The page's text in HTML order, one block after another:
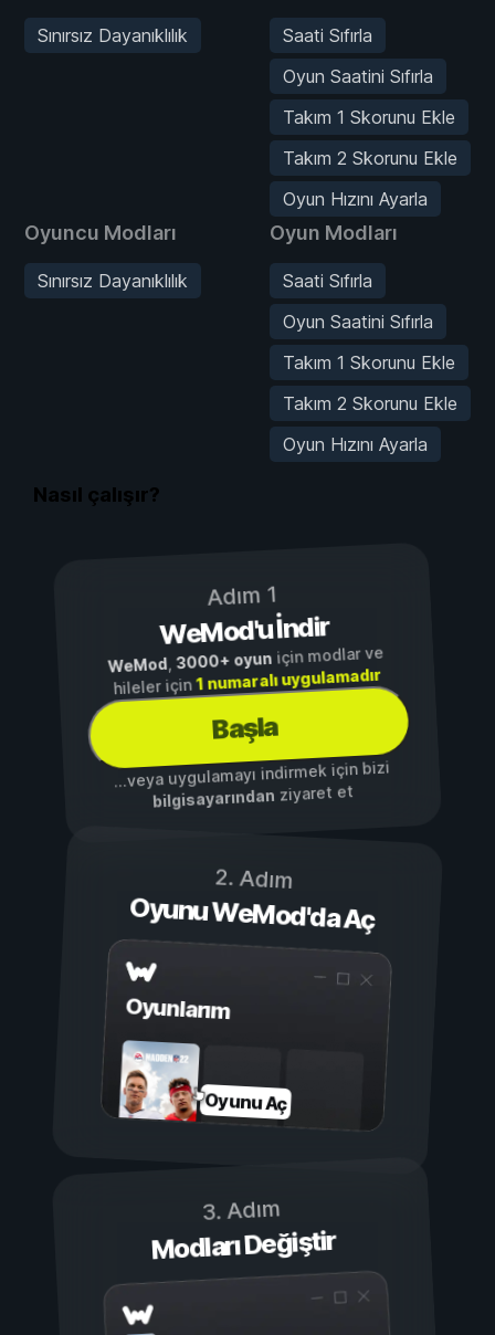
Sınırsız Dayanıklılık
Saati Sıfırla
Oyun Saatini Sıfırla
Takım 1 Skorunu Ekle
Takım 2 Skorunu Ekle
Oyun Hızını Ayarla
Oyuncu Modları
Sınırsız Dayanıklılık
Oyun Modları
Saati Sıfırla
Oyun Saatini Sıfırla
Takım 1 Skorunu Ekle
Takım 2 Skorunu Ekle
Oyun Hızını Ayarla
Nasıl çalışır?
Adım 1
WeMod'u İndir
WeMod,3000+ oyuniçin modlar ve
hileler için1 numaralı uygulamadır
Başla
...veya uygulamayı indirmek için bizi
bilgisayarından ziyaret et
2. Adım
Oyunu WeMod'da Aç
Oyunlarım
Oyunu Aç
3. Adım
Modları Değiştir